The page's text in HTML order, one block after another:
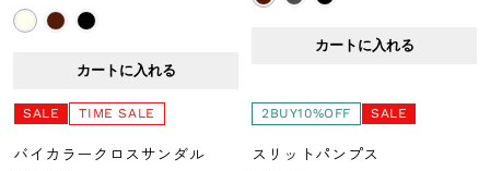
～￥3,000
￥3,000～￥5,000
常
価
カートに入れる
価
カートに入れる
SALE TIME SALE
バイカラークロスサンダル
2BUY10%OFF SALE
スリットパンプス